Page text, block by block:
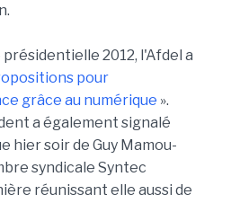
2012, l'Afdel a
pour
grâce au numérique ».
a également signalé
hier soir de Guy Mamou-
syndicale Syntec
réunissant elle aussi de